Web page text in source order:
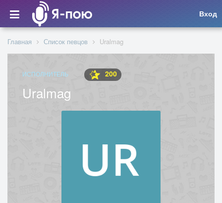
Вход
Главная Список певцов Uralmag
ИСПОЛНИТЕЛЬ 200
Uralmag